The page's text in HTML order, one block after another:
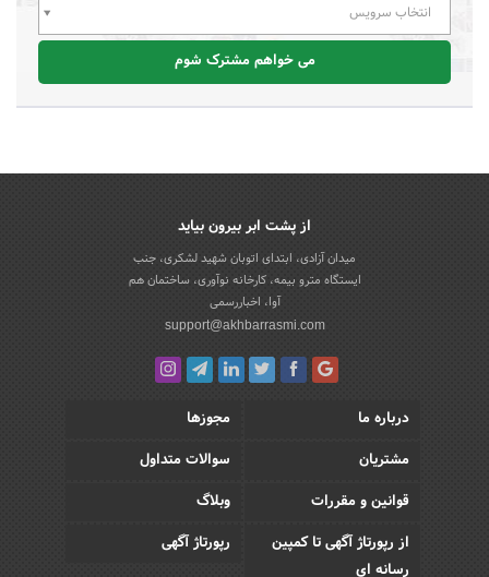
انتخاب سرویس
می خواهم مشترک شوم
از پشت ابر بیرون بیاید
میدان آزادی، ابتدای اتوبان شهید لشکری، جنب
ایستگاه مترو بیمه، کارخانه نوآوری، ساختمان هم
آوا، اخباررسمی
support@akhbarrasmi.com
درباره ما
مجوزها
مشتریان
سوالات متداول
قوانین و مقررات
وبلاگ
از رپورتاژ آگهی تا کمپین
رسانه ای
رپورتاژ آگهی